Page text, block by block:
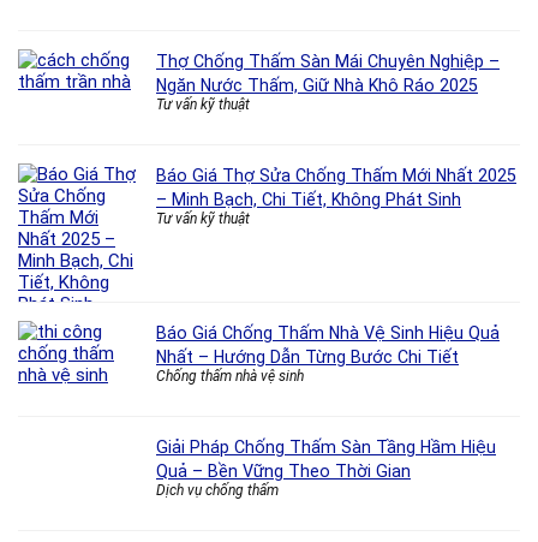
Thợ Chống Thấm Sàn Mái Chuyên Nghiệp –
Ngăn Nước Thấm, Giữ Nhà Khô Ráo 2025
Tư vấn kỹ thuật
Báo Giá Thợ Sửa Chống Thấm Mới Nhất 2025
– Minh Bạch, Chi Tiết, Không Phát Sinh
Tư vấn kỹ thuật
Báo Giá Chống Thấm Nhà Vệ Sinh Hiệu Quả
Nhất – Hướng Dẫn Từng Bước Chi Tiết
Chống thấm nhà vệ sinh
Giải Pháp Chống Thấm Sàn Tầng Hầm Hiệu
Quả – Bền Vững Theo Thời Gian
Dịch vụ chống thấm